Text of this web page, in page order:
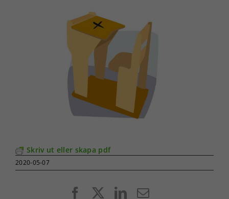
Skriv ut eller skapa pdf
2020-05-07
FacebookLinkedIn
E-